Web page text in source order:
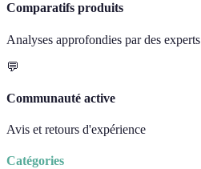
Comparatifs produits
Analyses approfondies par des experts
💬
Communauté active
Avis et retours d'expérience
Catégories